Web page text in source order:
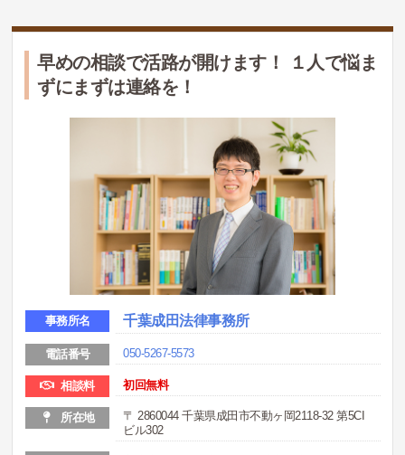
早めの相談で活路が開けます！ １人で悩ま
ずにまずは連絡を！
事務所名 千葉成田法律事務所
電話番号 050-5267-5573
相談料 初回無料
所在地
〒 2860044 千葉県成田市不動ヶ岡2118-32 第5CI
ビル302